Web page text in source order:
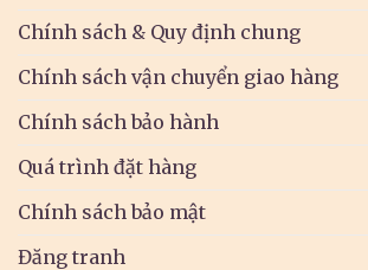
Chính sách & Quy định chung
Chính sách vận chuyển giao hàng
Chính sách bảo hành
Quá trình đặt hàng
Chính sách bảo mật
Đăng tranh